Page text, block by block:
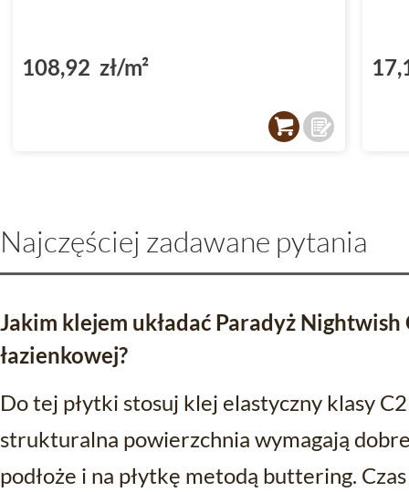
108,92 zł/m²
Najczęściej zadawane pytania
Jakim klejem układać Paradyż Nightwish
łazienkowej?
Do tej płytki stosuj klej elastyczny klasy
strukturalna powierzchnia wymagają
podłoże i na płytkę metodą buttering.